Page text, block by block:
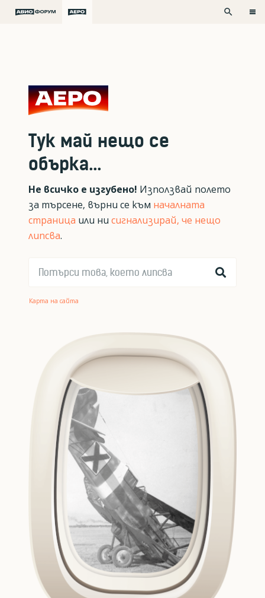
search
Тук май нещо се
обърка...
Не всичко е изгубено! Използвай полето
за търсене, върни се към началната
страница или ни сигнализирай, че нещо
липсва.
Карта на сайта